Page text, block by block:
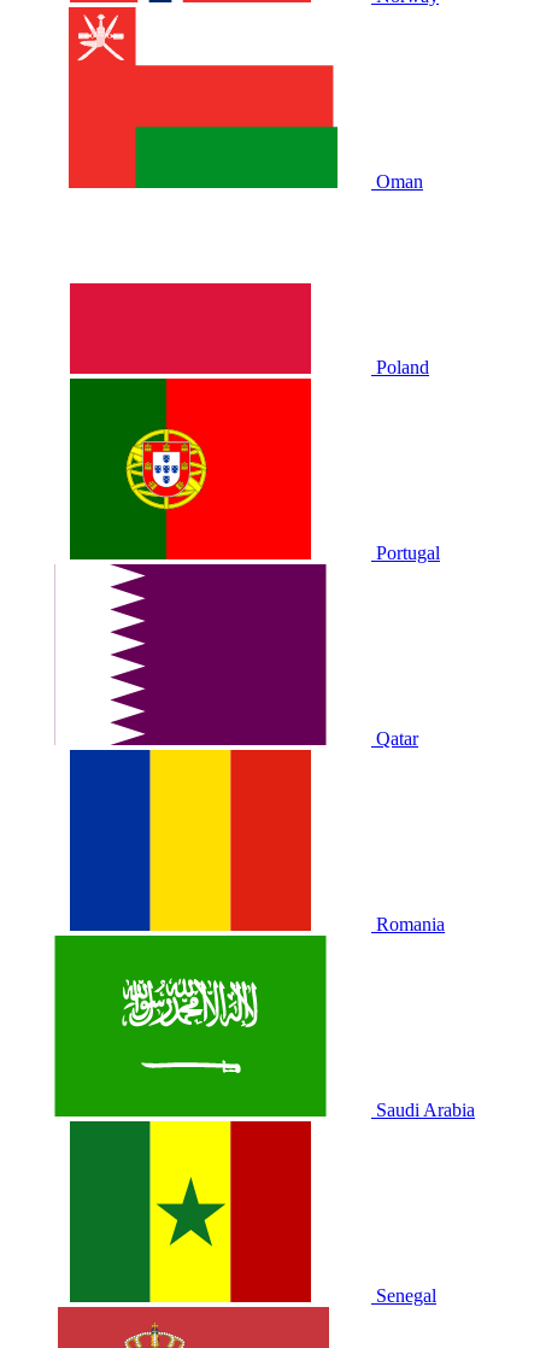
Oman
Poland
Portugal
Qatar
Romania
Saudi Arabia
Senegal